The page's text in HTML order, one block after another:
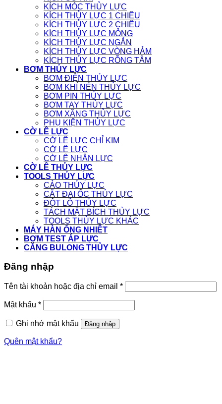
KÍCH MÓC THỦY LỰC
KÍCH THỦY LỰC 1 CHIỀU
KÍCH THỦY LỰC 2 CHIỀU
KÍCH THỦY LỰC MỎNG
KÍCH THỦY LỰC NGẮN
KÍCH THỦY LỰC VÒNG HẢM
KÍCH THỦY LỰC RỖNG TÂM
BƠM THỦY LỰC
BƠM ĐIỆN THỦY LỰC
BƠM KHÍ NÉN THỦY LỰC
BƠM PIN THỦY LỰC
BƠM TAY THỦY LỰC
BƠM XĂNG THỦY LỰC
PHỤ KIỆN THỦY LỰC
CỜ LÊ LỰC
CỜ LÊ LỰC CHỈ KIM
CỜ LÊ LỰC
CỜ LÊ NHÂN LỰC
CỜ LÊ THỦY LỰC
TOOLS THỦY LỰC
CẢO THỦY LỰC
CẮT ĐAI ỐC THỦY LỰC
ĐỘT LỖ THỦY LỰC
TÁCH MẶT BÍCH THỦY LỰC
TOOLS THỦY LỰC KHÁC
MÁY HÀN ỐNG NHIỆT
BƠM TEST ÁP LỰC
CĂNG BULONG THỦY LỰC
Đăng nhập
Tên tài khoản hoặc địa chỉ email *
Mật khẩu *
Ghi nhớ mật khẩu Đăng nhập
Quên mật khẩu?